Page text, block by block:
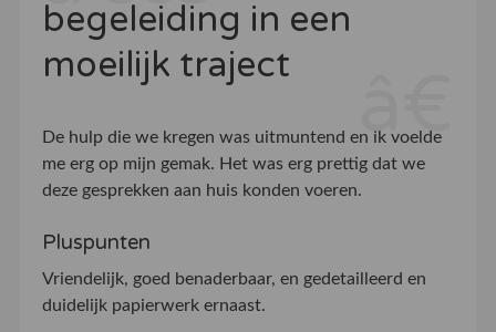
begeleiding in een
moeilijk traject
De hulp die we kregen was uitmuntend en ik voelde
me erg op mijn gemak. Het was erg prettig dat we
deze gesprekken aan huis konden voeren.
Pluspunten
Vriendelijk, goed benaderbaar, en gedetailleerd en
duidelijk papierwerk ernaast.